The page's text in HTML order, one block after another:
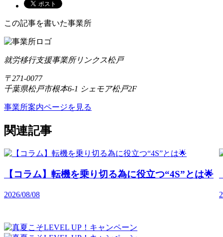
この記事を書いた事業所
就労移行支援事業所リンクス松戸
〒271-0077
千葉県松戸市根本6-1 シェモア松戸2F
事業所案内ページを見る
関連記事
【コラム】転機を乗り切る為に役立つ“4S”とは🌟
2026/08/08